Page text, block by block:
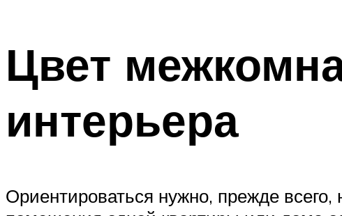
Цвет
интерьера
Ориентироваться нужно, прежде